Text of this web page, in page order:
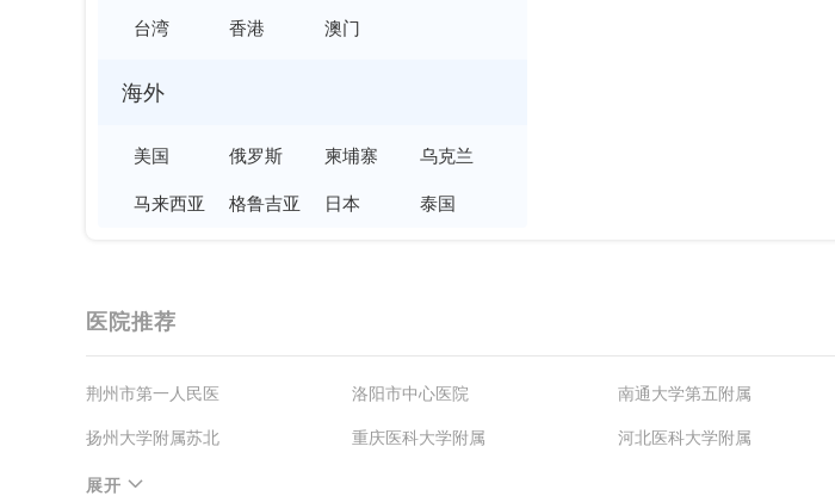
台湾 香港 澳门
海外
美国 俄罗斯 柬埔寨 乌克兰
马来西亚 格鲁吉亚 日本 泰国
医院推荐
荆州市第一人民医 洛阳市中心医院 南通大学第五附属
扬州大学附属苏北 重庆医科大学附属 河北医科大学附属
天津市第一中心医
展开